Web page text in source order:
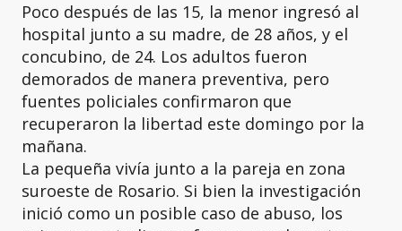
Poco después de las 15, la menor ingresó al
hospital junto a su madre, de 28 años, y el
concubino, de 24. Los adultos fueron
demorados de manera preventiva, pero
fuentes policiales confirmaron que
recuperaron la libertad este domingo por la
mañana.
La pequeña vivía junto a la pareja en zona
suroeste de Rosario. Si bien la investigación
inició como un posible caso de abuso, los